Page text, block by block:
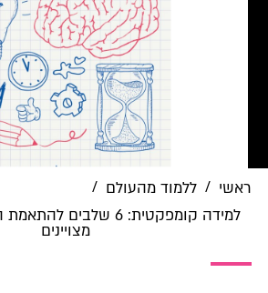
ראשי / ללמוד מהעולם /
למידה קומפקטית: 6
מצויינים